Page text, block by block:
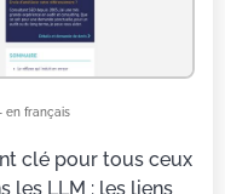
en français
clé pour tous ceux
les LLM : les liens